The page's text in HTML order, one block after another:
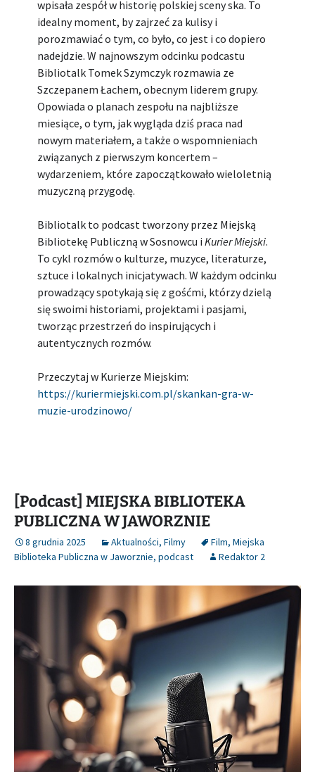
wpisała zespół w historię polskiej sceny ska. To
idealny moment, by zajrzeć za kulisy i
porozmawiać o tym, co było, co jest i co dopiero
nadejdzie. W najnowszym odcinku podcastu
Bibliotalk Tomek Szymczyk rozmawia ze
Szczepanem Łachem, obecnym liderem grupy.
Opowiada o planach zespołu na najbliższe
miesiące, o tym, jak wygląda dziś praca nad
nowym materiałem, a także o wspomnieniach
związanych z pierwszym koncertem –
wydarzeniem, które zapoczątkowało wieloletnią
muzyczną przygodę.
Bibliotalk to podcast tworzony przez Miejską
Bibliotekę Publiczną w Sosnowcu i Kurier Miejski.
To cykl rozmów o kulturze, muzyce, literaturze,
sztuce i lokalnych inicjatywach. W każdym odcinku
prowadzący spotykają się z gośćmi, którzy dzielą
się swoimi historiami, projektami i pasjami,
tworząc przestrzeń do inspirujących i
autentycznych rozmów.
Przeczytaj w Kurierze Miejskim:
https://kuriermiejski.com.pl/skankan-gra-w-
muzie-urodzinowo/
[Podcast] MIEJSKA BIBLIOTEKA
PUBLICZNA W JAWORZNIE
8 grudnia 2025 Aktualności, Filmy Film, Miejska
Biblioteka Publiczna w Jaworznie, podcast Redaktor 2